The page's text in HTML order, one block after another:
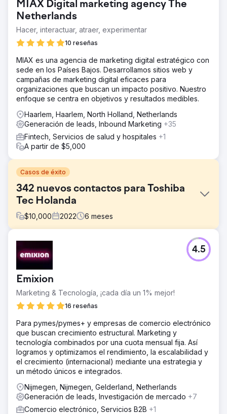
MIAX Digital marketing agency The
Netherlands
Hacer, interactuar, atraer, experimentar
10 reseñas
MIAX es una agencia de marketing digital estratégico con
sede en los Países Bajos. Desarrollamos sitios web y
campañas de marketing digital eficaces para
organizaciones que buscan un impacto positivo. Nuestro
enfoque se centra en objetivos y resultados medibles.
Haarlem, Haarlem, North Holland, Netherlands
Generación de leads, Inbound Marketing +35
Fintech, Servicios de salud y hospitales +1
A partir de $5,000
Casos de éxito
342 nuevos contactos para Toshiba
Tec Holanda
$10,000 2022 6 meses
El reto
Toshiba Tec Holanda, conocida por su hardware
innovador, quería realizar un cambio de imagen.
Acudieron a nosotros con la solicitud de ayudarlos a
distribuir contenido relacionado con la transformación
digital entre los directores ejecutivos y directores de
empresas PYME.
Creamos una campaña de contenido con whitepapers,
blogs y una prueba interactiva. Esto se distribuyó a través
de LinkedIn Ads, Google Ads y LinkedIn Outreach.
También diseñamos una página de destino con contenido
privado y utilizamos varias herramientas de
automatización de marketing.
El resultado
La campaña ha generado más de 95.000 visitas entre el
grupo objetivo de gerentes de TI y directores
Emixion
Marketing & Tecnología, ¡cada día un 1% mejor!
16 reseñas
4.5
Para pymes/pymes+ y empresas de comercio electrónico
que buscan crecimiento estructural. Marketing y
tecnología combinados por una cuota mensual fija. Así
logramos y optimizamos el rendimiento, la escalabilidad y
el crecimiento (internacional) mediante una estrategia y
un método únicos e integrados.
Nijmegen, Nijmegen, Gelderland, Netherlands
Generación de leads, Investigación de mercado +7
Comercio electrónico, Servicios B2B +1